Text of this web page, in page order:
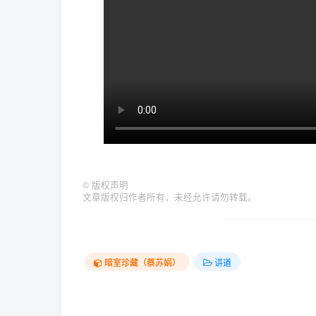
© 版权声明
文章版权归作者所有，未经允许请勿转载。
暗室珍藏（蔡苏娟） 讲道